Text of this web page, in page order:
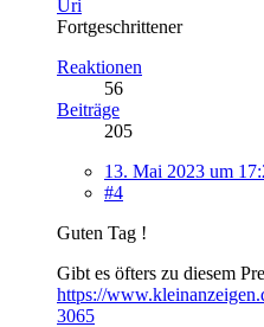
Uri
Fortgeschrittener
Reaktionen
56
Beiträge
205
13. Mai 2023 um
#4
Guten Tag !
Gibt es öfters zu diesem
https://
3065